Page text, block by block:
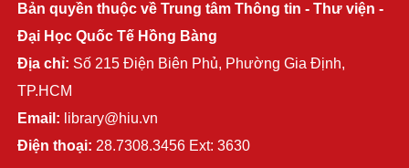
Bản quyền thuộc về Trung tâm Thông tin - Thư viện -
Đại Học Quốc Tế Hồng Bàng
Địa chỉ: Số 215 Điện Biên Phủ, Phường Gia Định,
TP.HCM
Email: library@hiu.vn
Điện thoại: 28.7308.3456 Ext: 3630